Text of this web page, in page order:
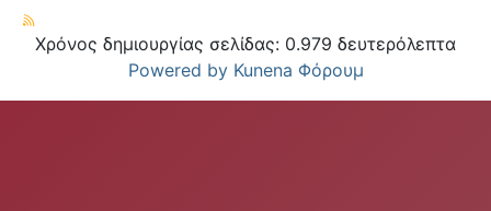
Χρόνος δημιουργίας σελίδας: 0.979 δευτερόλεπτα
Powered by Kunena Φόρουμ